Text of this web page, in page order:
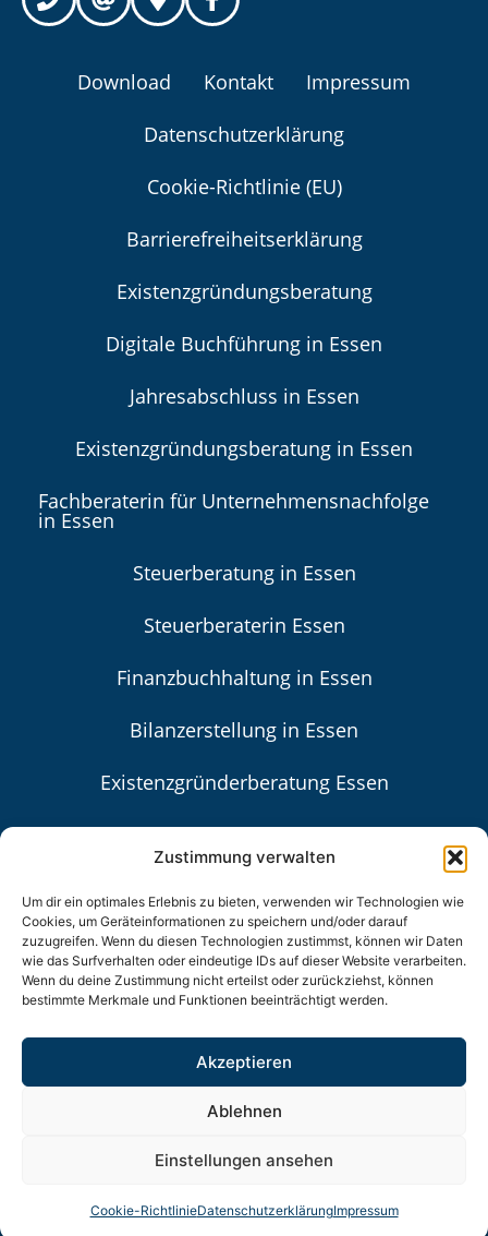
Zustimmung verwalten
Um dir ein optimales Erlebnis zu bieten, verwenden wir Technologien wie
Cookies, um Geräteinformationen zu speichern und/oder darauf
zuzugreifen. Wenn du diesen Technologien zustimmst, können wir Daten
wie das Surfverhalten oder eindeutige IDs auf dieser Website verarbeiten.
Wenn du deine Zustimmung nicht erteilst oder zurückziehst, können
bestimmte Merkmale und Funktionen beeinträchtigt werden.
Akzeptieren
Ablehnen
Einstellungen ansehen
Cookie-RichtlinieDatenschutzerklärungImpressum
Download Kontakt
Impressum
Datenschutzerklärung
Cookie-Richtlinie (EU)
Barrierefreiheitserklärung
Existenzgründungsberatung
Digitale Buchführung in Essen
Jahresabschluss in Essen
Existenzgründungsberatung in Essen
Fachberaterin für Unternehmensnachfolge
in Essen
Steuerberatung in Essen
Steuerberaterin Essen
Finanzbuchhaltung in Essen
Bilanzerstellung in Essen
Existenzgründerberatung Essen
Digitale Buchführung mit Unternehmen
Online in Essen
Steuerberaterin in Essen
Einnahmen-Überschuss-Rechnung in Essen
Unternehmensberatung Essen
Existenzgründung in Essen
Steuerliche Rechtsbehelfsverfahren Essen
Steuerberater in Essen-Werden
Unternehmensnachfolgeberatung in Essen